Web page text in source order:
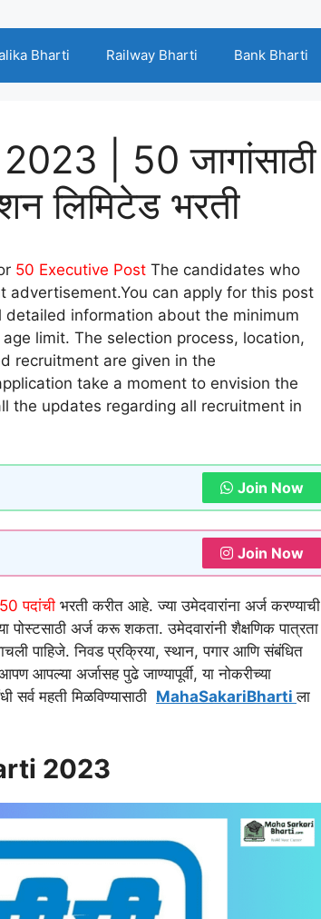
Bharti Railway Bharti Bank Bharti
| 50 जागांसाठी
लिमिटेड भरती
50 Executive Post The candidates who
advertisement.You can apply for this post
information about the minimum
limit. The selection process, location,
recruitment are given in the
take a moment to envision the
the updates regarding all recruitment in
Join Now
Join Now
50 पदांची भरती करीत आहे. ज्या उमेदवारांना अर्ज करण्याची
पोस्टसाठी अर्ज करू शकता. उमेदवारांनी शैक्षणिक पात्रता
पाहिजे. निवड प्रक्रिया, स्थान, पगार आणि संबंधित
अर्जासह पुढे जाण्यापूर्वी, या नोकरीच्या
महती मिळविण्यासाठी MahaSakariBharti ला
2023